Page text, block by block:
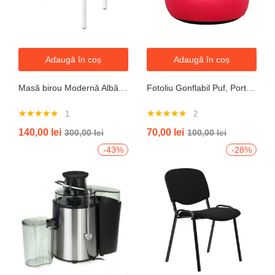
Adaugă în coș
5.00din 5
1
140,00 lei 300,00lei
Adaugă în coș
5.00din 5
2
70,00 lei 100,00lei
-43%
-28%